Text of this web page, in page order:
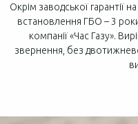
Окрім заводської гарантії
встановлення ГБО – 3
компанії «Час Газу».
звернення, без